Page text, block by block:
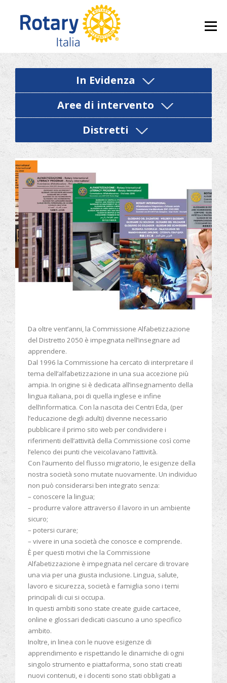
Menu
In Evidenza
Aree di intervento
Distretti
Da oltre vent’anni, la Commissione Alfabetizzazione
del Distretto 2050 è impegnata nell’insegnare ad
apprendere.
Dal 1996 la Commissione ha cercato di interpretare il
tema dell’alfabetizzazione in una sua accezione più
ampia. In origine si è dedicata all’insegnamento della
lingua italiana, poi di quella inglese e infine
dell’informatica. Con la nascita dei Centri Eda, (per
l’educazione degli adulti) divenne necessario
pubblicare il primo sito web per condividere i
riferimenti dell’attività della Commissione così come
l’elenco dei punti che veicolavano l’attività.
Con l’aumento del flusso migratorio, le esigenze della
nostra società sono mutate nuovamente. Un individuo
non può considerarsi ben integrato senza:
– conoscere la lingua;
– produrre valore attraverso il lavoro in un ambiente
sicuro;
– potersi curare;
– vivere in una società che conosce e comprende.
È per questi motivi che la Commissione
Alfabetizzazione è impegnata nel cercare di trovare
una via per una giusta inclusione. Lingua, salute,
lavoro e sicurezza, società e famiglia sono i temi
principali di cui si occupa.
In questi ambiti sono state create guide cartacee,
online e glossari dedicati ciascuno a uno specifico
ambito.
Inoltre, in linea con le nuove esigenze di
apprendimento e rispettando le dinamiche di ogni
singolo strumento e piattaforma, sono stati creati
nuovi contenuti, e i docenti sono stati obbligati a